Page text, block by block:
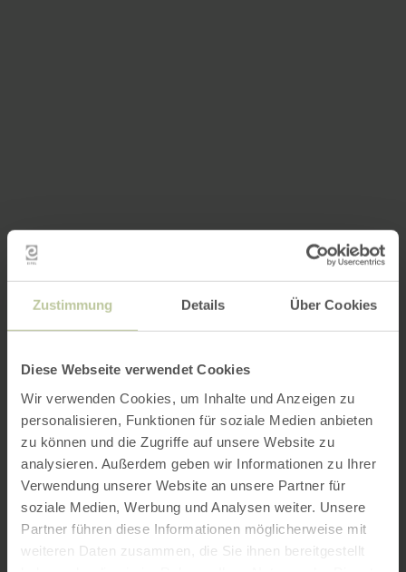
Zustimmung Details Über Cookies
Diese Webseite verwendet Cookies
Wir verwenden Cookies, um Inhalte und Anzeigen zu
personalisieren, Funktionen für soziale Medien anbieten
zu können und die Zugriffe auf unsere Website zu
analysieren. Außerdem geben wir Informationen zu Ihrer
Verwendung unserer Website an unsere Partner für
soziale Medien, Werbung und Analysen weiter. Unsere
Partner führen diese Informationen möglicherweise mit
weiteren Daten zusammen, die Sie ihnen bereitgestellt